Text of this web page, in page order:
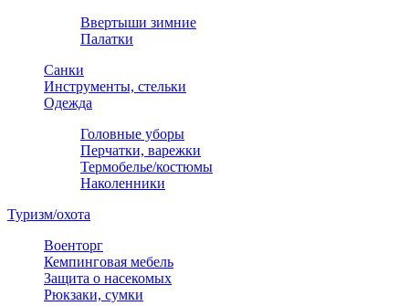
Ввертыши зимние
Палатки
Санки
Инструменты, стельки
Одежда
Головные уборы
Перчатки, варежки
Термобелье/костюмы
Наколенники
Туризм/охота
Военторг
Кемпинговая мебель
Защита о насекомых
Рюкзаки, сумки